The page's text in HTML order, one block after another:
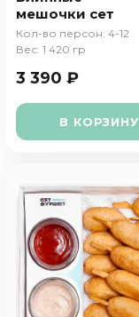
мешочки сет
Кол-во персон: 4-12
Вес: 1 420 гр
3 390 ₽
В КОРЗИНУ